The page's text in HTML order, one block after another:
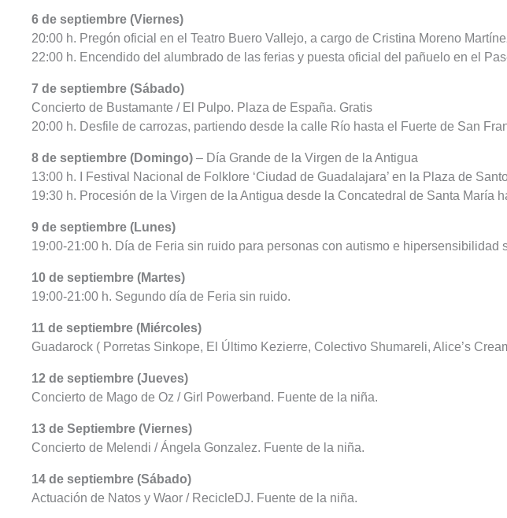
6 de septiembre (Viernes)
20:00 h. Pregón oficial en el Teatro Buero Vallejo, a cargo de Cristina Moreno
22:00 h. Encendido del alumbrado de las ferias y puesta oficial del pañuelo en el
7 de septiembre (Sábado)
Concierto de Bustamante / El Pulpo. Plaza de España. Gratis
20:00 h. Desfile de carrozas, partiendo desde la calle Río hasta el Fuerte de San
8 de septiembre (Domingo) – Día Grande de la Virgen de la Antigua
13:00 h. I Festival Nacional de Folklore ‘Ciudad de Guadalajara’ en la Plaza de
19:30 h. Procesión de la Virgen de la Antigua desde la Concatedral de Santa María
9 de septiembre (Lunes)
19:00-21:00 h. Día de Feria sin ruido para personas con autismo e hipersensibilidad
10 de septiembre (Martes)
19:00-21:00 h. Segundo día de Feria sin ruido.
11 de septiembre (Miércoles)
Guadarock ( Porretas Sinkope, El Último Kezierre, Colectivo Shumareli, Alice’s
12 de septiembre (Jueves)
Concierto de Mago de Oz / Girl Powerband. Fuente de la niña.
13 de Septiembre (Viernes)
Concierto de Melendi / Ángela Gonzalez. Fuente de la niña.
14 de septiembre (Sábado)
Actuación de Natos y Waor / RecicleDJ. Fuente de la niña.